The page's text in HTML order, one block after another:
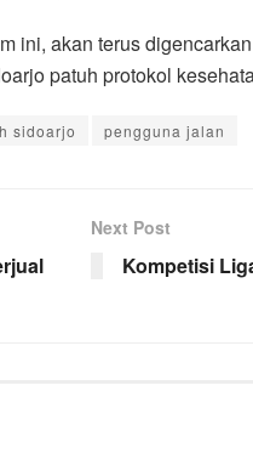
ini, akan terus
patuh protokol
sidoarjo pengguna jalan
Next Post
Kompetisi